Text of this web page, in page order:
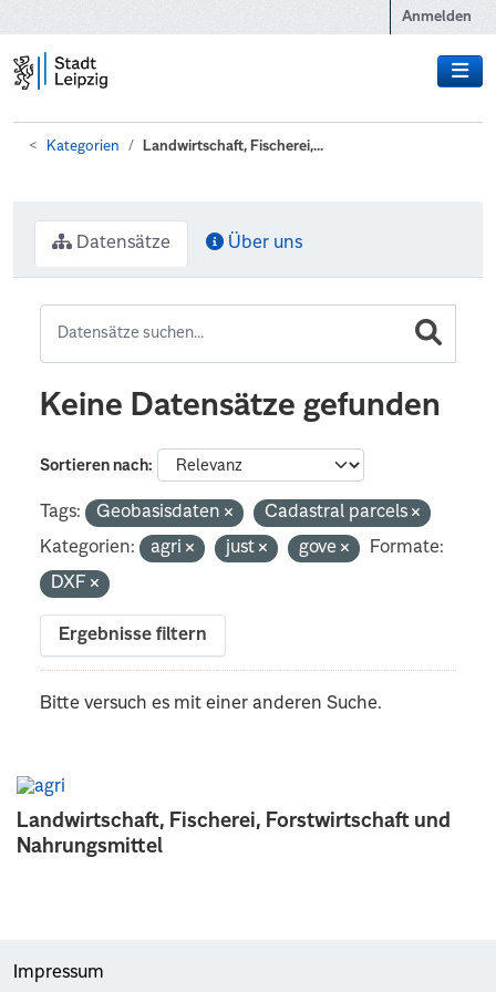
Anmelden
Kategorien Landwirtschaft, Fischerei,...
Landwirtschaft, Fischerei, Forstwirtschaft und
Nahrungsmittel
Datensätze Über uns
Keine Datensätze gefunden
Sortieren nach
Tags: Geobasisdaten
Cadastral parcels
Kategorien:
agri just gove
Formate:
DXF
Ergebnisse filtern
Bitte versuch es mit einer anderen Suche.
Impressum